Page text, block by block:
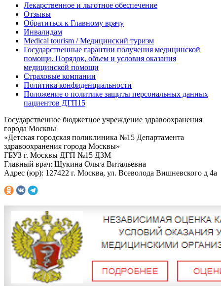
Лекарственное и льготное обеспечение
Отзывы
Обратиться к Главному врачу
Инвалидам
Medical tourism / Медицинский туризм
Государственные гарантии получения медицинской
помощи. Порядок, объем и условия оказания
медицинской помощи
Страховые компании
Политика конфиденциальности
Положение о политике защиты персональных данных
пациентов ДГП15
Государственное бюджетное учреждение здравоохранения
города Москвы
«Детская городская поликлиника №15 Департамента
здравоохранения города Москвы»
ГБУЗ г. Москвы ДГП №15 ДЗМ
Главный врач: Щукина Ольга Витальевна
Адрес (юр): 127422 г. Москва, ул. Всеволода Вишневского д 4а